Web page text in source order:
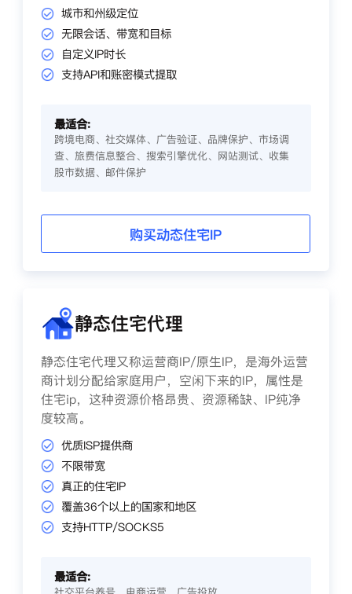
城市和州级定位
无限会话、带宽和目标
自定义IP时长
支持API和账密模式提取
最适合:
跨境电商、社交媒体、广告验证、品牌保护、市场调
查、旅费信息整合、搜索引擎优化、网站测试、收集
股市数据、邮件保护
购买动态住宅IP
静态住宅代理
静态住宅代理又称运营商IP/原生IP，是海外运营
商计划分配给家庭用户，空闲下来的IP，属性是
住宅ip，这种资源价格昂贵、资源稀缺、IP纯净
度较高。
优质ISP提供商
不限带宽
真正的住宅IP
覆盖36个以上的国家和地区
支持HTTP/SOCKS5
最适合: